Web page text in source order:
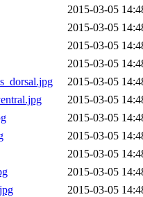
2015-03-05
2015-03-05
2015-03-05
2015-03-05
2015-03-05
2015-03-05
2015-03-05
2015-03-05
2015-03-05
2015-03-05
2015-03-05